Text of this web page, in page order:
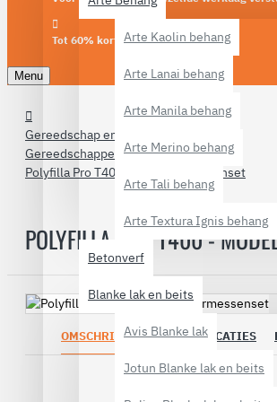
Arte Kaolin behang
Arte Lanai behang
Arte Manila behang
Arte Merino behang
Arte Tali behang
Arte Textura Ignis behang
Betonverf
Blanke lak en beits
Avis Blanke lak
Jotun Blanke lak en beits
Tot 60% korting
Menu
Gereedschap en materialen
Gereedschappen
Polyfilla Pro T400 Modelleermessenset
POLYFILLA PRO T400 -
OMSCHRIJVING SPECIFICATIES